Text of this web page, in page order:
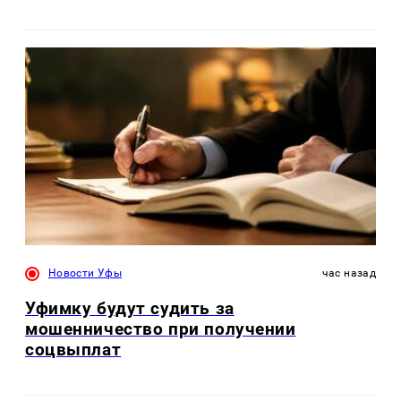
Новости Уфы час назад
Уфимку будут судить за
мошенничество при получении
соцвыплат